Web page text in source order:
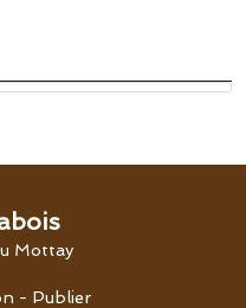
Mottay
- Publier